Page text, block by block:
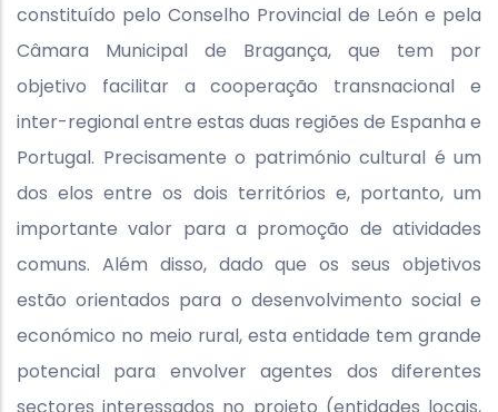
constituído pelo Conselho Provincial de León e pela
Câmara Municipal de Bragança, que tem por
objetivo facilitar a cooperação transnacional e
inter-regional entre estas duas regiões de Espanha e
Portugal. Precisamente o património cultural é um
dos elos entre os dois territórios e, portanto, um
importante valor para a promoção de atividades
comuns. Além disso, dado que os seus objetivos
estão orientados para o desenvolvimento social e
económico no meio rural, esta entidade tem grande
potencial para envolver agentes dos diferentes